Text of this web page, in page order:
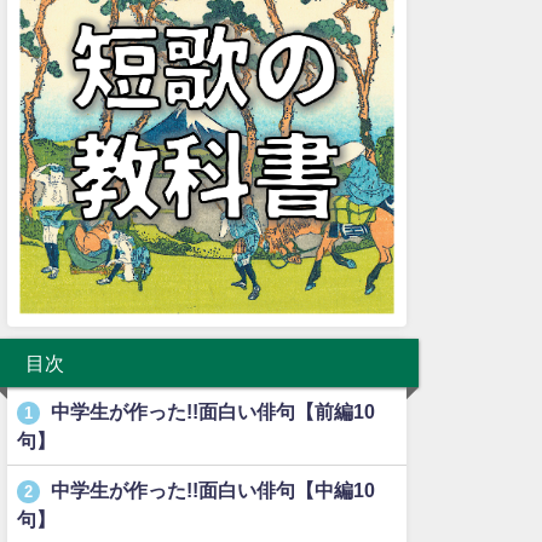
目次
1
中学生が作った!!面白い俳句【前編10
句】
2
中学生が作った!!面白い俳句【中編10
句】